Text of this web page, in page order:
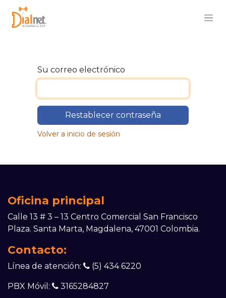
Su correo electrónico
Restablecer contraseña
Volver a inicio de sesión
Oficina principal
Calle 13 # 3 – 13 Centro Comercial San Francisco
Plaza. Sa​nta Marta, Magdalena, 47001 Colombia.
Contacto:
Línea de atención: (5) 434 6220
PBX Móvil: 3165284827